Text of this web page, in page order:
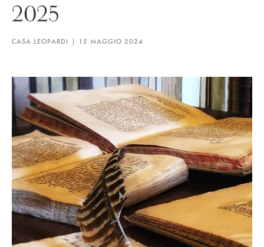
2025
CASA LEOPARDI 12 MAGGIO 2024